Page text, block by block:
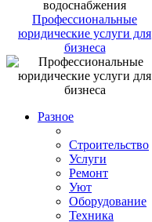
Профессиональные
юридические услуги для
бизнеса
Разное
Строительство
Услуги
Ремонт
Уют
Оборудование
Техника